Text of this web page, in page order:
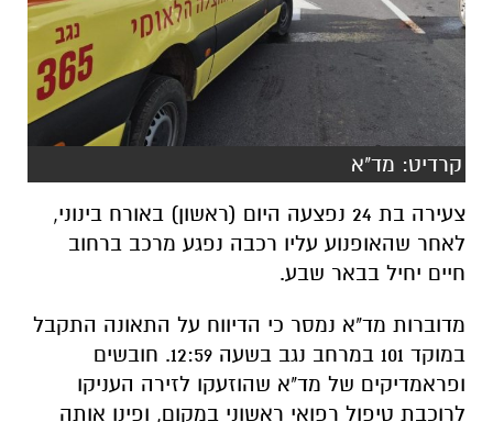
קרדיט: מד"א
צעירה בת 24 נפצעה היום (ראשון) באורח בינוני,
לאחר שהאופנוע עליו רכבה נפגע מרכב ברחוב
חיים יחיל בבאר שבע.
מדוברות מד"א נמסר כי הדיווח על התאונה התקבל
במוקד 101 במרחב נגב בשעה 12:59. חובשים
ופראמדיקים של מד"א שהוזעקו לזירה העניקו
לרוכבת טיפול רפואי ראשוני במקום, ופינו אותה